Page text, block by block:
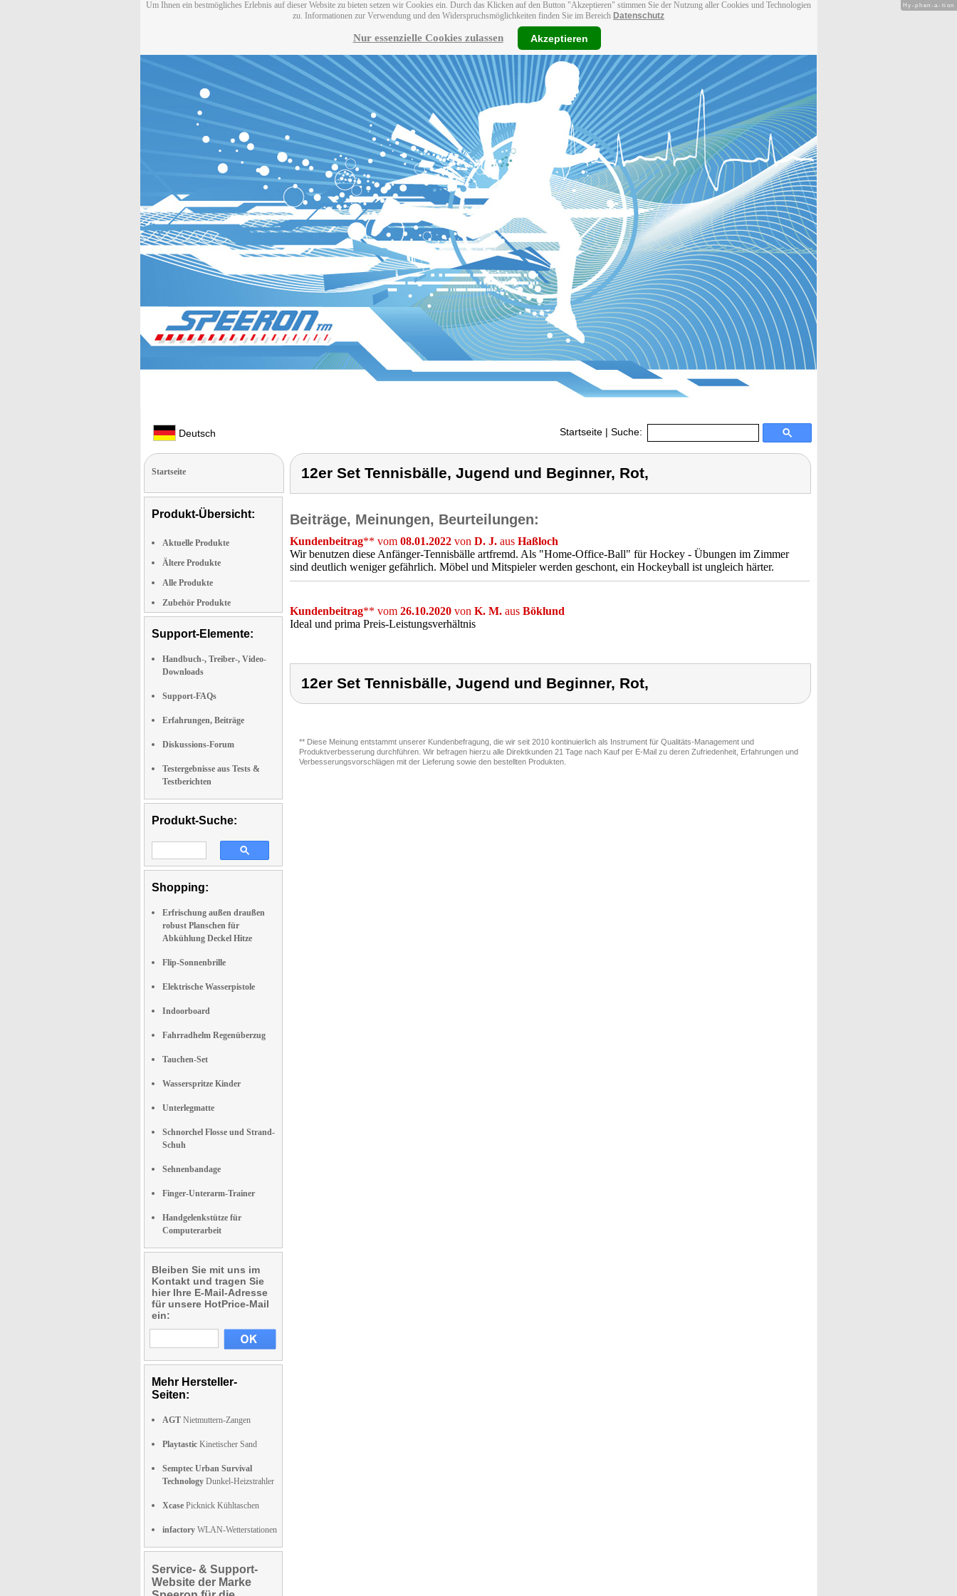
Um Ihnen ein bestmögliches Erlebnis auf dieser Website zu bieten setzen wir Cookies ein. Durch das Klicken auf den Button "Akzeptieren" stimmen Sie der Nutzung aller Cookies und Technologien
zu. Informationen zur Verwendung und den Widerspruchsmöglichkeiten finden Sie im Bereich Datenschutz
Nur essenzielle Cookies zulassen Akzeptieren
Deutsch Startseite | Suche:
Startseite
Produkt-Übersicht:
Aktuelle Produkte
Ältere Produkte
Alle Produkte
Zubehör Produkte
Support-Elemente:
Handbuch-, Treiber-, Video-
Downloads
Support-FAQs
Erfahrungen, Beiträge
Diskussions-Forum
Testergebnisse aus Tests &
Testberichten
Produkt-Suche:
Shopping:
Erfrischung außen draußen
robust Planschen für
Abkühlung Deckel Hitze
Flip-Sonnenbrille
Elektrische Wasserpistole
Indoorboard
Fahrradhelm Regenüberzug
Tauchen-Set
Wasserspritze Kinder
Unterlegmatte
Schnorchel Flosse und Strand-
Schuh
Sehnenbandage
Finger-Unterarm-Trainer
Handgelenkstütze für
Computerarbeit
Bleiben Sie mit uns im
Kontakt und tragen Sie
hier Ihre E-Mail-Adresse
für unsere HotPrice-Mail
ein:
Mehr Hersteller-
Seiten:
AGT Nietmuttern-Zangen
Playtastic Kinetischer Sand
Semptec Urban Survival
Technology Dunkel-Heizstrahler
Xcase Picknick Kühltaschen
infactory WLAN-Wetterstationen
Service- & Support-
Website der Marke
12er Set Tennisbälle, Jugend und Beginner, Rot,
Beiträge, Meinungen, Beurteilungen:
Kundenbeitrag** vom 08.01.2022 von D. J. aus Haßloch
Wir benutzen diese Anfänger-Tennisbälle artfremd. Als "Home-Office-Ball" für Hockey - Übungen im Zimmer
sind deutlich weniger gefährlich. Möbel und Mitspieler werden geschont, ein Hockeyball ist ungleich härter.
Kundenbeitrag** vom 26.10.2020 von K. M. aus Böklund
Ideal und prima Preis-Leistungsverhältnis
12er Set Tennisbälle, Jugend und Beginner, Rot,
** Diese Meinung entstammt unserer Kundenbefragung, die wir seit 2010 kontinuierlich als Instrument für Qualitäts-Management und
Produktverbesserung durchführen. Wir befragen hierzu alle Direktkunden 21 Tage nach Kauf per E-Mail zu deren Zufriedenheit, Erfahrungen und
Verbesserungsvorschlägen mit der Lieferung sowie den bestellten Produkten.
Hy-phen-a-tion